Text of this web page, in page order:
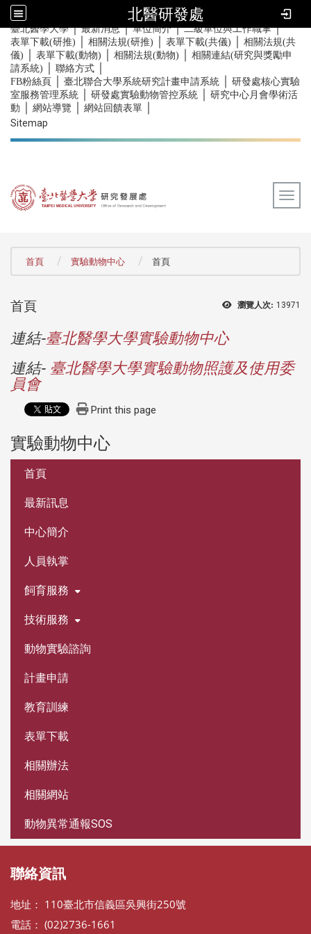
北醫研發處
::: 臺北醫學大學｜最新消息｜單位簡介｜二級單位與工作職掌｜
表單下載(研推) 相關法規(研推) 表單下載(共儀)
相關法規(共
儀)
表單下載(動物) 相關法規(動物)
相關連結(研究與獎勵申
請系統)
聯絡方式
FB粉絲頁 臺北聯合大學系統研究計畫申請系統
研發處核心實驗
室服務管理系統
研發處實驗動物管控系統
研究中心月會學術活
動
網站導覽 網站回饋表單
Sitemap
首頁 實驗動物中心 首頁
瀏覽人次: 13971
首頁
連結-臺北醫學大學實驗動物中心
連結- 臺北醫學大學實驗動物照護及使用委
員會
Print this page
實驗動物中心
首頁
最新訊息
中心簡介
人員執掌
飼育服務
技術服務
動物實驗諮詢
計畫申請
教育訓練
表單下載
相關辦法
相關網站
動物異常通報SOS
聯絡資訊
地址： 110臺北市信義區吳興街250號
電話： (02)2736-1661